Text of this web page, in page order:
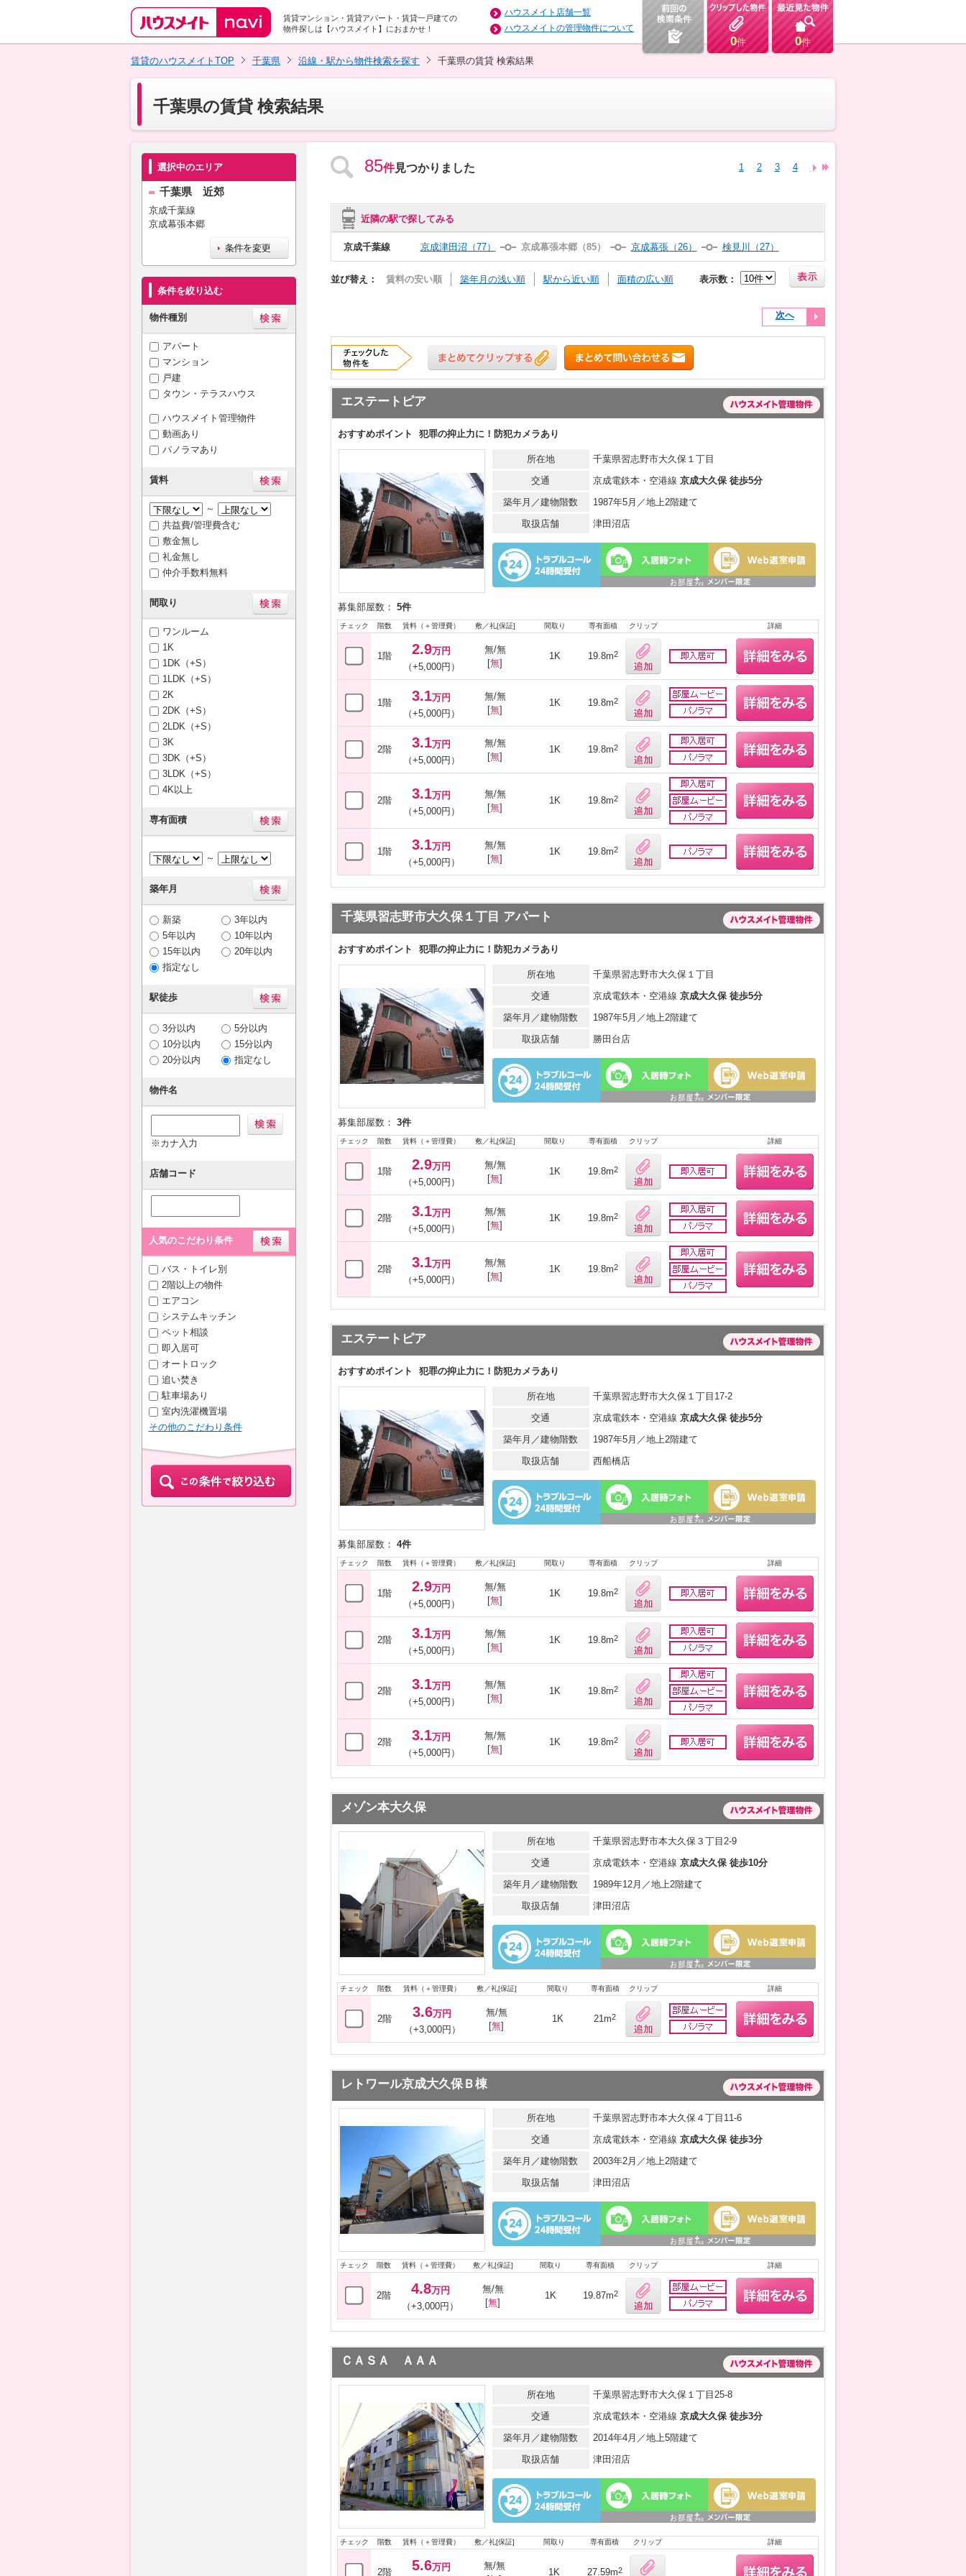
賃貸マンション・賃貸アパート・賃貸一戸建ての
物件探しは【ハウスメイト】におまかせ！
ハウスメイト店舗一覧
ハウスメイトの管理物件について
0件 0件
賃貸のハウスメイトTOP
千葉県 沿線・駅から物件検索を探す 千葉県の賃貸 検索結果
千葉県の賃貸 検索結果
選択中のエリア
千葉県 近郊
京成千葉線
京成幕張本郷
条件を絞り込む
物件種別
アパート
マンション
戸建
タウン・テラスハウス
ハウスメイト管理物件
動画あり
パノラマあり
賃料
～
共益費/管理費含む
敷金無し
礼金無し
仲介手数料無料
間取り
ワンルーム
1K
1DK（+S）
1LDK（+S）
2K
2DK（+S）
2LDK（+S）
3K
3DK（+S）
3LDK（+S）
4K以上
専有面積
～
築年月
新築
3年以内
5年以内
10年以内
15年以内
20年以内
指定なし
駅徒歩
3分以内
5分以内
10分以内
15分以内
20分以内
指定なし
物件名
※カナ入力
店舗コード
人気のこだわり条件
バス・トイレ別
2階以上の物件
エアコン
システムキッチン
ペット相談
即入居可
オートロック
追い焚き
駐車場あり
室内洗濯機置場
その他のこだわり条件
85件見つかりました 1 2 3 4 5 6
近隣の駅で探してみる
京成千葉線 京成津田沼（77） 京成幕張本郷（85） 京成幕張（26） 検見川（27）
並び替え： 賃料の安い順 築年月の浅い順 駅から近い順 面積の広い順 表示数：
次へ
エステートピア
おすすめポイント 犯罪の抑止力に！防犯カメラあり
所在地
千葉県習志野市大久保１丁目
交通
京成電鉄本・空港線 京成大久保 徒歩5分
築年月／建物階数
1987年5月／地上2階建て
取扱店舗
津田沼店
募集部屋数： 5件
チェック 階数 賃料（＋管理費） 敷／礼[保証] 間取り 専有面積 クリップ 詳細
1階 2.9万円
（+5,000円）
無/無
[無]
1K 19.8m2
1階 3.1万円
（+5,000円）
無/無
[無]
1K 19.8m2
2階 3.1万円
（+5,000円）
無/無
[無]
1K 19.8m2
2階 3.1万円
（+5,000円）
無/無
[無]
1K 19.8m2
1階 3.1万円
（+5,000円）
無/無
[無]
1K 19.8m2
千葉県習志野市大久保１丁目 アパート
おすすめポイント 犯罪の抑止力に！防犯カメラあり
所在地
千葉県習志野市大久保１丁目
交通
京成電鉄本・空港線 京成大久保 徒歩5分
築年月／建物階数
1987年5月／地上2階建て
取扱店舗
勝田台店
募集部屋数： 3件
チェック 階数 賃料（＋管理費） 敷／礼[保証] 間取り 専有面積 クリップ 詳細
1階 2.9万円
（+5,000円）
無/無
[無]
1K 19.8m2
2階 3.1万円
（+5,000円）
無/無
[無]
1K 19.8m2
2階 3.1万円
（+5,000円）
無/無
[無]
1K 19.8m2
エステートピア
おすすめポイント 犯罪の抑止力に！防犯カメラあり
所在地
千葉県習志野市大久保１丁目17-2
交通
京成電鉄本・空港線 京成大久保 徒歩5分
築年月／建物階数
1987年5月／地上2階建て
取扱店舗
西船橋店
募集部屋数： 4件
チェック 階数 賃料（＋管理費） 敷／礼[保証] 間取り 専有面積 クリップ 詳細
1階 2.9万円
（+5,000円）
無/無
[無]
1K 19.8m2
2階 3.1万円
（+5,000円）
無/無
[無]
1K 19.8m2
2階 3.1万円
（+5,000円）
無/無
[無]
1K 19.8m2
2階 3.1万円
（+5,000円）
無/無
[無]
1K 19.8m2
メゾン本大久保
所在地
千葉県習志野市本大久保３丁目2-9
交通
京成電鉄本・空港線 京成大久保 徒歩10分
築年月／建物階数
1989年12月／地上2階建て
取扱店舗
津田沼店
チェック 階数 賃料（＋管理費） 敷／礼[保証] 間取り 専有面積 クリップ 詳細
2階 3.6万円
（+3,000円）
無/無
[無]
1K 21m2
レトワール京成大久保Ｂ棟
所在地
千葉県習志野市本大久保４丁目11-6
交通
京成電鉄本・空港線 京成大久保 徒歩3分
築年月／建物階数
2003年2月／地上2階建て
取扱店舗
津田沼店
チェック 階数 賃料（＋管理費） 敷／礼[保証] 間取り 専有面積 クリップ 詳細
2階 4.8万円
（+3,000円）
無/無
[無]
1K 19.87m2
ＣＡＳＡ ＡＡＡ
所在地
千葉県習志野市大久保１丁目25-8
交通
京成電鉄本・空港線 京成大久保 徒歩3分
築年月／建物階数
2014年4月／地上5階建て
取扱店舗
津田沼店
チェック 階数 賃料（＋管理費） 敷／礼[保証] 間取り 専有面積 クリップ 詳細
2階 5.6万円
無/無
1K 27.59m2